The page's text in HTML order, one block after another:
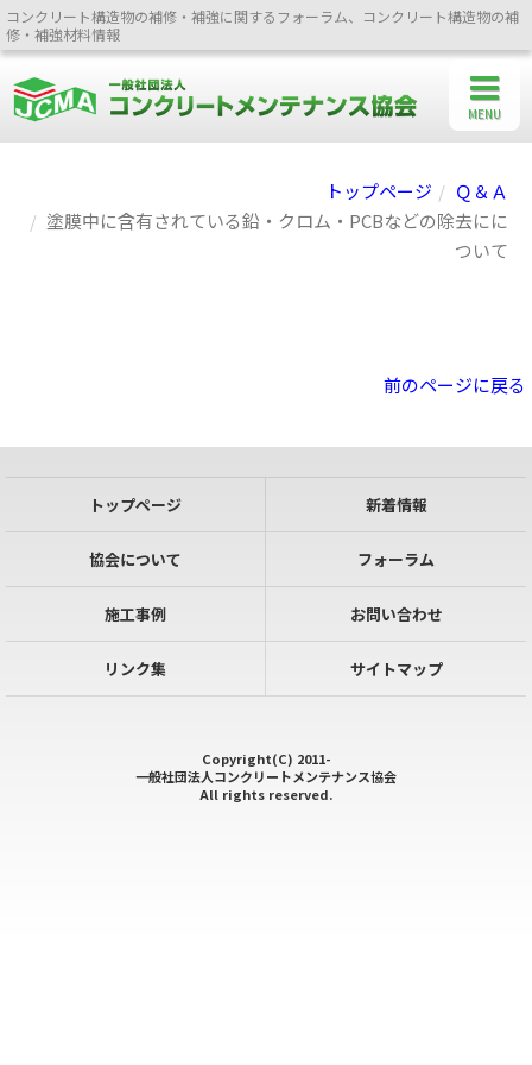
コンクリート構造物の補修・補強に関するフォーラム、コンクリート構造物の補
修・補強材料情報
トップページ
Ｑ＆Ａ
塗膜中に含有されている鉛・クロム・PCBなどの除去にに
ついて
前のページに戻る
トップページ 新着情報
協会について フォーラム
施工事例 お問い合わせ
リンク集 サイトマップ
Copyright(C) 2011-
一般社団法人コンクリートメンテナンス協会
All rights reserved.
MENU